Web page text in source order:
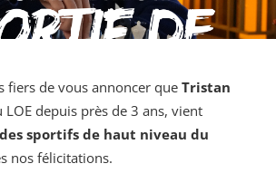
fiers de vous annoncer que Tristan
LOE depuis près de 3 ans, vient
sportifs de haut niveau du
nos félicitations.